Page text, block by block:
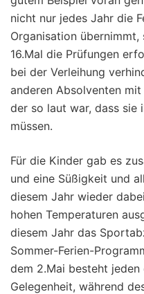
nicht nur jedes Jahr die
Organisation
16.Mal die Prüfungen
bei der Verleihung
anderen Absolventen
der so laut war, dass sie
müssen.
Für die Kinder gab es
und eine Süßigkeit und
diesem Jahr wieder
hohen Temperaturen
diesem Jahr das
Sommer-Ferien-
dem 2.Mai besteht
Gelegenheit, während